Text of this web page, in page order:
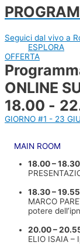
Seguici dal vivo a
ESPLORA
OFFERTA
ONLINE
18.00 -
GIORNO #1 - 23
MAIN ROOM
18.00 – 18.30
18.30 – 19.55
MARCO
potere
20.00 –
ELIO ISAIA –